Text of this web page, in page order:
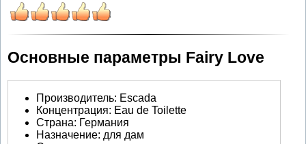
Основные параметры Fairy Love
Производитель: Escada
Концентрация: Eau de Toilette
Страна: Германия
Назначение: для дам